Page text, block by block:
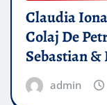
Claudia
Colaj De
Sebastian &
admin